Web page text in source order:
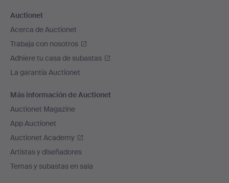
Auctionet
Acerca de Auctionet
Trabaja con nosotros
Adhiere tu casa de subastas
La garantía Auctionet
Más información de Auctionet
Auctionet Magazine
App Auctionet
Auctionet Academy
Artistas y diseñadores
Temas y subastas en sala